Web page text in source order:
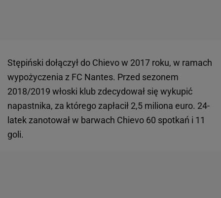
Stępiński dołączył do Chievo w 2017 roku, w ramach
wypożyczenia z FC Nantes. Przed sezonem
2018/2019 włoski klub zdecydował się wykupić
napastnika, za którego zapłacił 2,5 miliona euro. 24-
latek zanotował w barwach Chievo 60 spotkań i 11
goli.